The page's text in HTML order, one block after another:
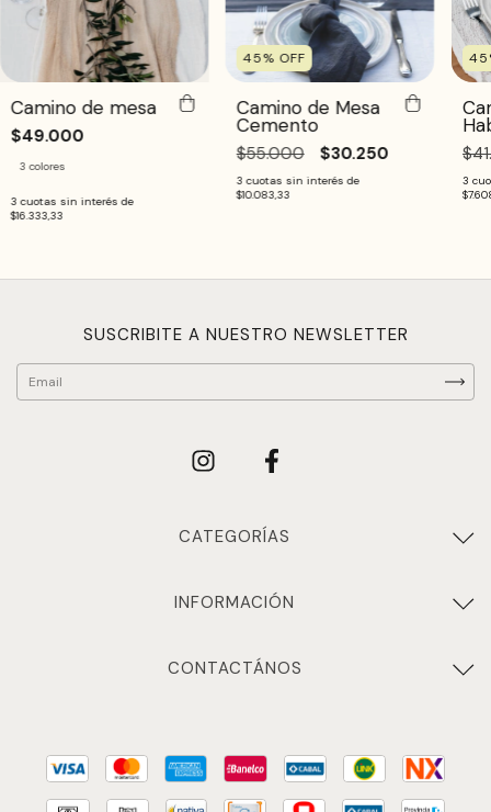
Camino de mesa
$49.000
3 colores
3 cuotas sin interés de
$16.333,33
45% OFF
Camino de Mesa
Cemento
$55.000 $30.250
3 cuotas sin interés de
$10.083,33
45
3
SUSCRIBITE A NUESTRO NEWSLETTER
CATEGORÍAS
INFORMACIÓN
CONTACTÁNOS